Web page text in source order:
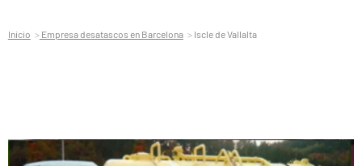
Inicio Empresa desatascos en Barcelona Iscle de Vallalta